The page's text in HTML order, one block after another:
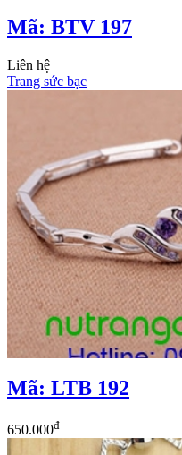
Mã: BTV 197
Liên hệ
Trang sức bạc
Mã: LTB 192
650.000đ